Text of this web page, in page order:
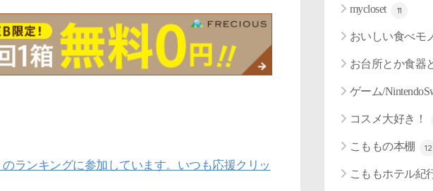
ランキングに参加しています。いつも応援クリッ
mycloset 11
おいしい食べモ
お台所とか食器
ゲーム/
コスメ大好き！
こももの本棚 12
こももホテル紀